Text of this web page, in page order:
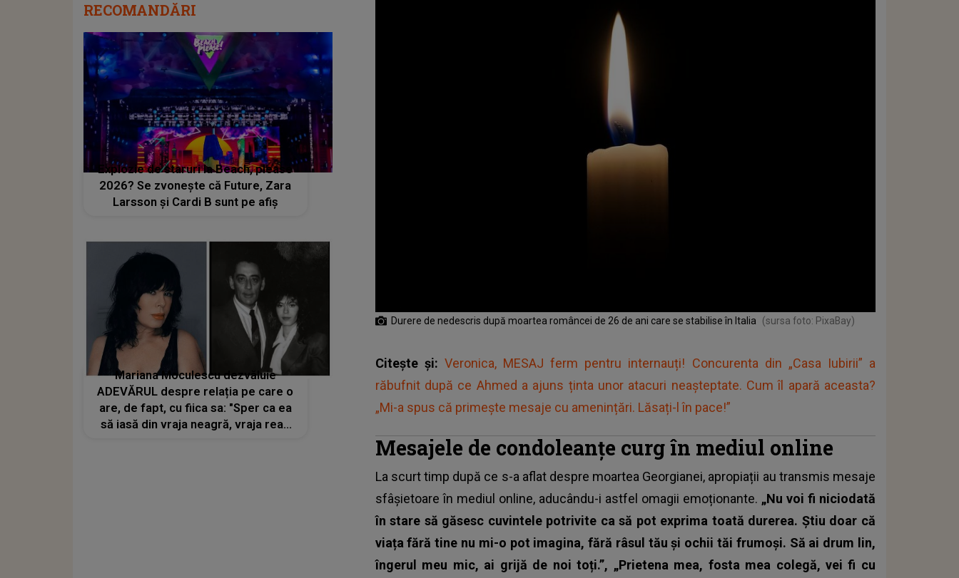
Durere de nedescris după moartea româncei de 26 de ani care se stabilise în Italia (sursa foto: PixaBay)
Citește și: Veronica, MESAJ ferm pentru internauți! Concurenta din „Casa Iubirii” a
răbufnit după ce Ahmed a ajuns ținta unor atacuri neașteptate. Cum îl apară aceasta?
„Mi-a spus că primește mesaje cu amenințări. Lăsați-l în pace!”
Mesajele de condoleanțe curg în mediul online
La scurt timp după ce s-a aflat despre moartea Georgianei, apropiații au transmis mesaje
sfâșietoare în mediul online, aducându-i astfel omagii emoționante. „Nu voi fi niciodată
în stare să găsesc cuvintele potrivite ca să pot exprima toată durerea. Știu doar că
viața fără tine nu mi-o pot imagina, fără râsul tău și ochii tăi frumoși. Să ai drum lin,
îngerul meu mic, ai grijă de noi toți.”, „Prietena mea, fosta mea colegă, vei fi cu
RECOMANDĂRI
Explozie de staruri la Beach, please
2026? Se zvonește că Future, Zara
Larsson și Cardi B sunt pe afiș
Mariana Moculescu dezvăluie
ADEVĂRUL despre relația pe care o
are, de fapt, cu fiica sa: "Sper ca ea
să iasă din vraja neagră, vraja rea".